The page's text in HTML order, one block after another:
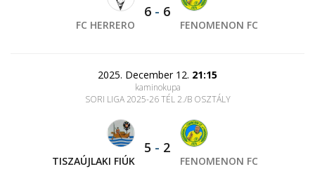
FC HERRERO
6 - 6
FENOMENON FC
2025. December 12. 21:15
kaminokupa
SORI LIGA 2025-26 TÉL 2./B OSZTÁLY
TISZAÚJLAKI FIÚK
5 - 2
FENOMENON FC